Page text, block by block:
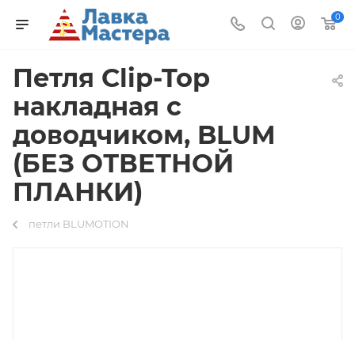
0
Петля Clip-Top
накладная c
доводчиком, BLUM
(БЕЗ ОТВЕТНОЙ
ПЛАНКИ)
петли BLUMOTION